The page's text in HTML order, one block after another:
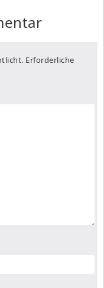
Erforderliche